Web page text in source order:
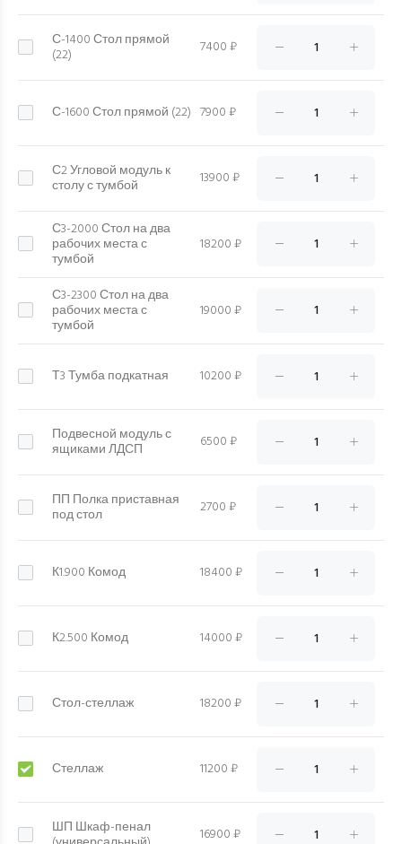
С-1400 Стол прямой
(22) 7400 ₽
С-1600 Стол прямой (22) 7900 ₽
С2 Угловой модуль к
столу с тумбой 13900 ₽
С3-2000 Стол на два
рабочих места с
тумбой
18200 ₽
С3-2300 Стол на два
рабочих места с
тумбой
19000 ₽
Т3 Тумба подкатная 10200 ₽
Подвесной модуль с
ящиками ЛДСП 6500 ₽
ПП Полка приставная
под стол 2700 ₽
К1.900 Комод 18400 ₽
К2.500 Комод 14000 ₽
Стол-стеллаж 18200 ₽
Стеллаж 11200 ₽
ШП Шкаф-пенал 16900 ₽